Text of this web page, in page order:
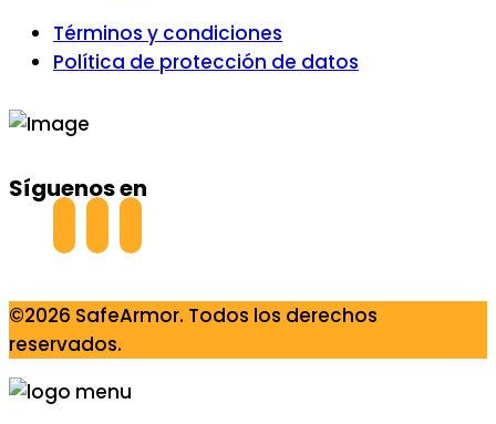
Términos y condiciones
Política de protección de datos
Síguenos en
©2026 SafeArmor. Todos los derechos
reservados.